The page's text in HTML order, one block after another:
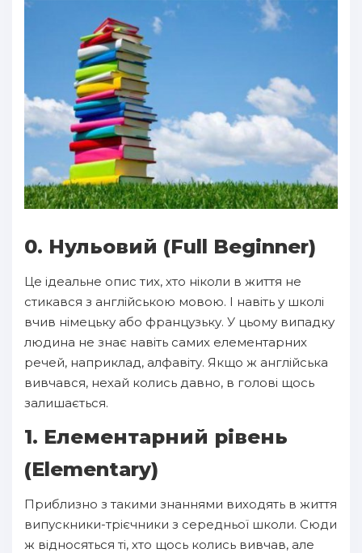
0. Нульовий (Full Beginner)
Це ідеальне опис тих, хто ніколи в життя не
стикався з англійською мовою. І навіть у школі
вчив німецьку або французьку. У цьому випадку
людина не знає навіть самих елементарних
речей, наприклад, алфавіту. Якщо ж англійська
вивчався, нехай колись давно, в голові щось
залишається.
1. Елементарний рівень
(Elementary)
Приблизно з такими знаннями виходять в життя
випускники-трієчники з середньої школи. Сюди
ж відносяться ті, хто щось колись вивчав, але